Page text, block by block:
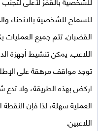
للسماح للشخصية بالانحناء
القضبان. تتم جميع العمليات
اللاعب. يمكن تنشيط أجهزة
توجد مواقف مرهقة على
اركض بهذه الطريقة، ولا
العملية سهلة، لذا فإن
اللاعبين.